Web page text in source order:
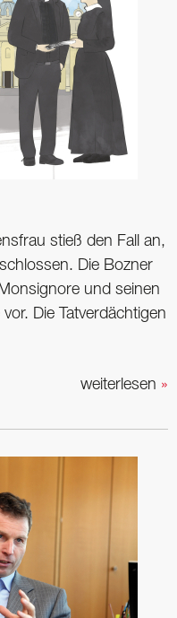
stieß den Fall an,
Die Bozner
und seinen
Die Tatverdächtigen
weiterlesen »